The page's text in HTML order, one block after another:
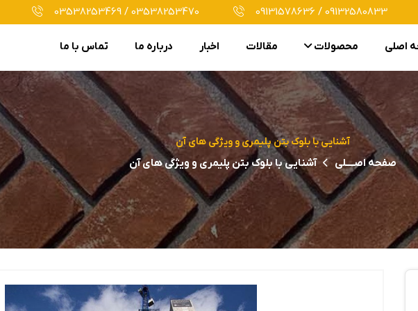
03538253469 / 03538253470 09131578636 / 09132580833
اصلی محصولات مقالات اخبار درباره ما تماس با ما
آشنایی با بلوک بتن پلیمری و ویژگی های آن
صفحه اصــــلی آشنایی با بلوک بتن پلیمری و ویژگی های آن